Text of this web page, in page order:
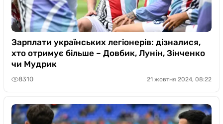
Зарплати українських легіонерів: дізналися,
хто отримує більше – Довбик, Лунін, Зінченко
чи Мудрик
8310 21 жовтня 2024, 08:22